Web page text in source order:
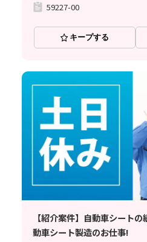
59227-00
キープする
【紹介案件】自動車シートの
動車シート製造のお仕事!